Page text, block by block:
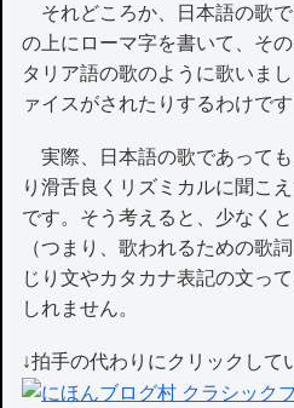
それどころか、日本語の歌
の上にローマ字を書いて、そ
タリア語の歌のように歌いま
ァイスがされたりするわけで
実際、日本語の歌であって
り滑舌良くリズミカルに聞こ
です。そう考えると、少なく
（つまり、歌われるための歌
じり文やカタカナ表記の文っ
しれません。
↓拍手の代わりにクリックして